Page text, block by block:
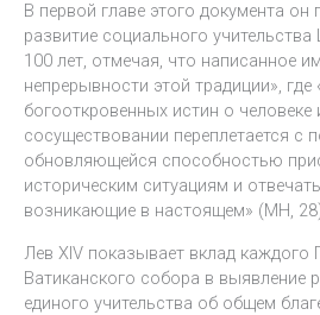
В первой главе этого документа
развитие социального
100 лет, отмечая, что написанное
непрерывности этой традиции», где
богооткровенных истин о человеке
сосуществовании переплетается с
обновляющейся способностью
историческим ситуациям и
возникающие в настоящем» (MH,
Лев XIV показывает вклад каждого
Ватиканского собора в выявление
единого учительства об общем